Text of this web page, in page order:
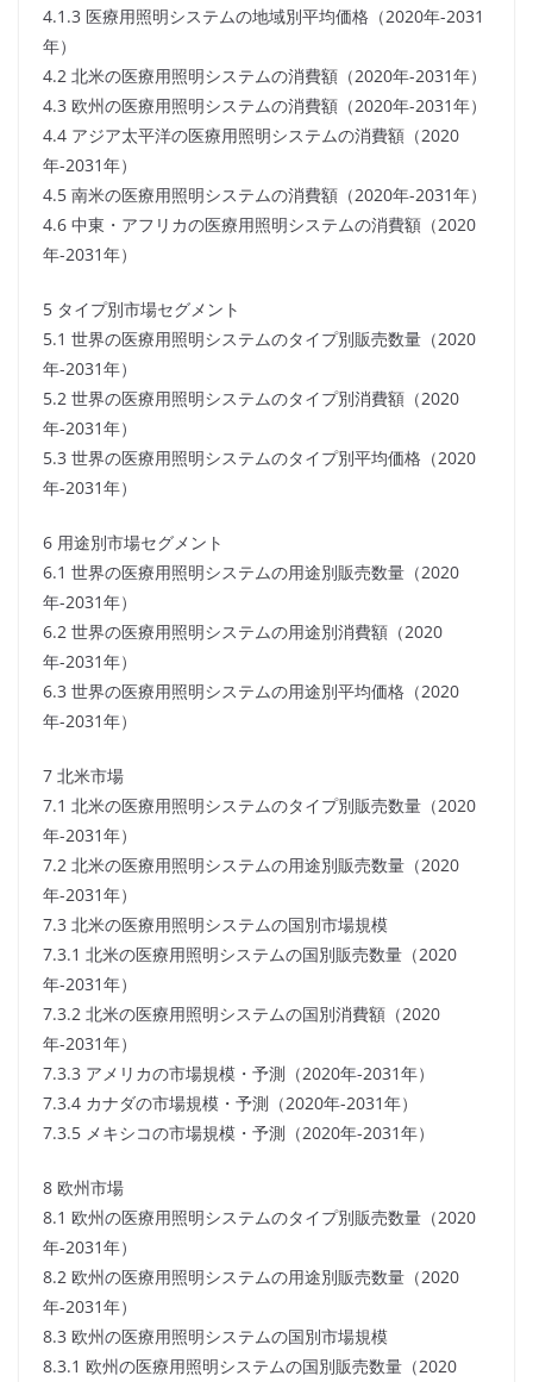
4.1.3 医療用照明システムの地域別平均価格（2020年-2031
年）
4.2 北米の医療用照明システムの消費額（2020年-2031年）
4.3 欧州の医療用照明システムの消費額（2020年-2031年）
4.4 アジア太平洋の医療用照明システムの消費額（2020
年-2031年）
4.5 南米の医療用照明システムの消費額（2020年-2031年）
4.6 中東・アフリカの医療用照明システムの消費額（2020
年-2031年）
5 タイプ別市場セグメント
5.1 世界の医療用照明システムのタイプ別販売数量（2020
年-2031年）
5.2 世界の医療用照明システムのタイプ別消費額（2020
年-2031年）
5.3 世界の医療用照明システムのタイプ別平均価格（2020
年-2031年）
6 用途別市場セグメント
6.1 世界の医療用照明システムの用途別販売数量（2020
年-2031年）
6.2 世界の医療用照明システムの用途別消費額（2020
年-2031年）
6.3 世界の医療用照明システムの用途別平均価格（2020
年-2031年）
7 北米市場
7.1 北米の医療用照明システムのタイプ別販売数量（2020
年-2031年）
7.2 北米の医療用照明システムの用途別販売数量（2020
年-2031年）
7.3 北米の医療用照明システムの国別市場規模
7.3.1 北米の医療用照明システムの国別販売数量（2020
年-2031年）
7.3.2 北米の医療用照明システムの国別消費額（2020
年-2031年）
7.3.3 アメリカの市場規模・予測（2020年-2031年）
7.3.4 カナダの市場規模・予測（2020年-2031年）
7.3.5 メキシコの市場規模・予測（2020年-2031年）
8 欧州市場
8.1 欧州の医療用照明システムのタイプ別販売数量（2020
年-2031年）
8.2 欧州の医療用照明システムの用途別販売数量（2020
年-2031年）
8.3 欧州の医療用照明システムの国別市場規模
8.3.1 欧州の医療用照明システムの国別販売数量（2020